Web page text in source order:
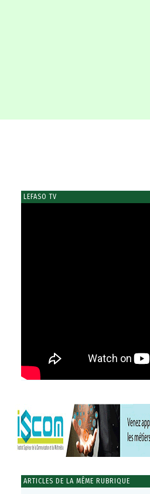
LEFASO TV
ARTICLES DE LA MÊME RUBRIQUE